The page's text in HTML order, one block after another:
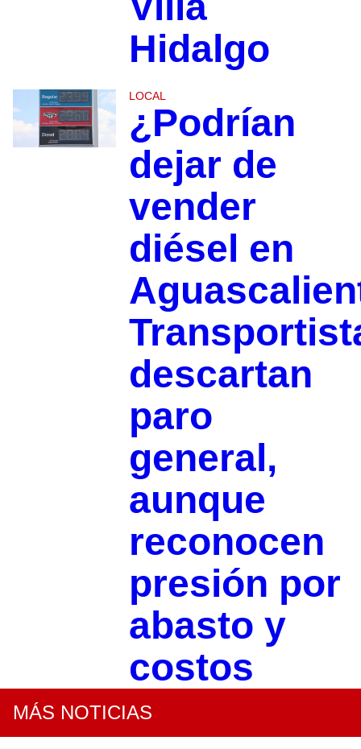
Hidalgo
LOCAL
¿Podrían
dejar de
vender
diésel en
descartan
paro
general,
aunque
reconocen
presión por
abasto y
costos
MÁS NOTICIAS